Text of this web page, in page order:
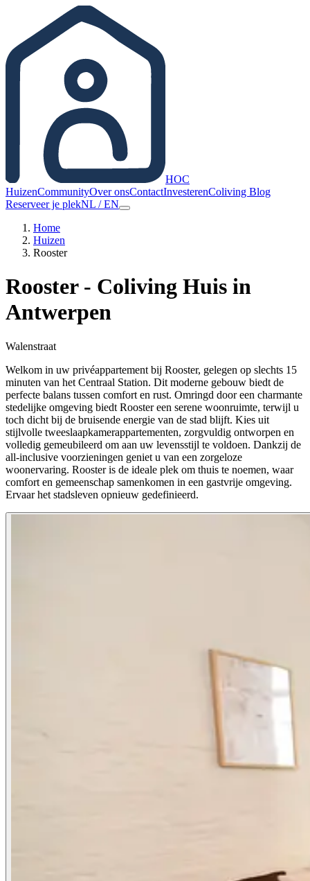
HOC
HuizenCommunityOver onsContactInvesterenColiving Blog
Reserveer je plekNL /EN
Home
Huizen
Rooster
Rooster - Coliving Huis in
Antwerpen
Walenstraat
Welkom in uw privéappartement bij Rooster, gelegen op slechts 15
minuten van het Centraal Station. Dit moderne gebouw biedt de
perfecte balans tussen comfort en rust. Omringd door een charmante
stedelijke omgeving biedt Rooster een serene woonruimte, terwijl u
toch dicht bij de bruisende energie van de stad blijft. Kies uit
stijlvolle tweeslaapkamerappartementen, zorgvuldig ontworpen en
volledig gemeubileerd om aan uw levensstijl te voldoen. Dankzij de
all-inclusive voorzieningen geniet u van een zorgeloze
woonervaring. Rooster is de ideale plek om thuis te noemen, waar
comfort en gemeenschap samenkomen in een gastvrije omgeving.
Ervaar het stadsleven opnieuw gedefinieerd.